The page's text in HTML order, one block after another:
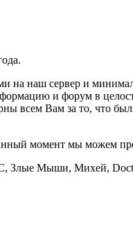
на наш сервер и
и форум в
всем Вам за то, что
момент мы можем
Злые Мыши, Михей,